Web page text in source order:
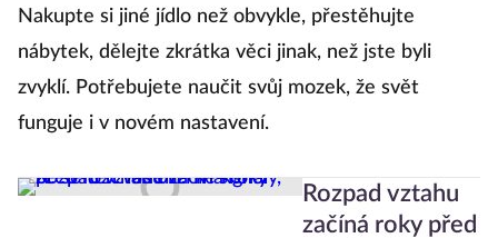
Nakupte si jiné jídlo než obvykle, přestěhujte
nábytek, dělejte zkrátka věci jinak, než jste byli
zvyklí. Potřebujete naučit svůj mozek, že svět
funguje i v novém nastavení.
Rozpad vztahu
začíná roky před